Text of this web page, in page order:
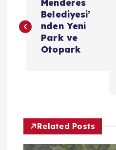
a
e
z
Menderes
Belediyesi’
nden Yeni
Park ve
Otopark
Related Posts